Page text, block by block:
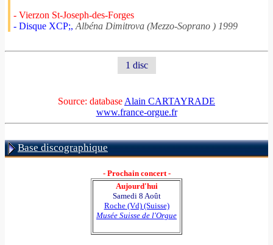
- Vierzon St-Joseph-des-Forges
- Disque XCP;, Albéna Dimitrova (Mezzo-Soprano ) 1999
1 disc
Source: database Alain CARTAYRADE
www.france-orgue.fr
Base discographique
- Prochain concert -
Aujourd'hui
Samedi 8 Août
Roche (Vd) (Suisse)
Musée Suisse de l'Orgue